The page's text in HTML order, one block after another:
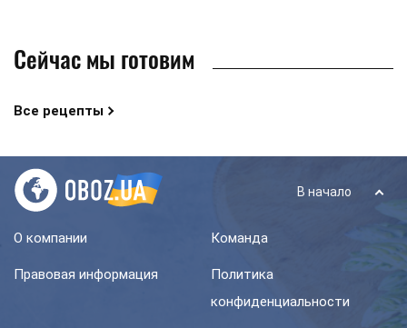
Сейчас мы готовим
Все рецепты
В начало
О компании Команда
Правовая информация
Политика
конфиденциальности